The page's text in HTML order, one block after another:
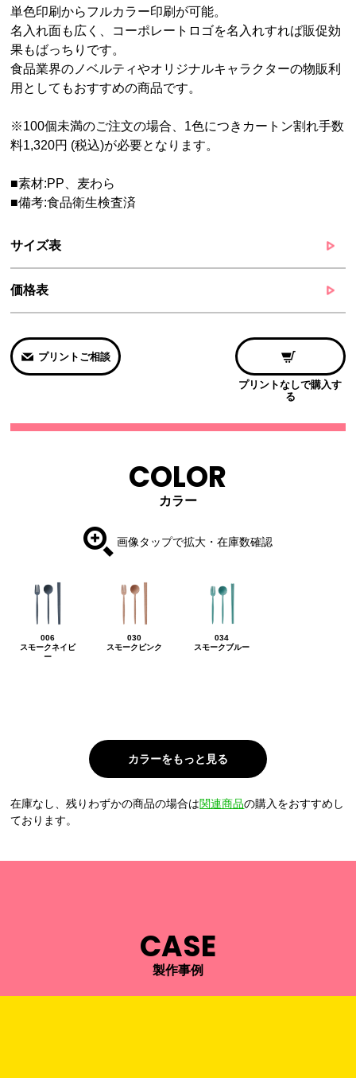
単色印刷からフルカラー印刷が可能。
名入れ面も広く、コーポレートロゴを名入れすれば販促効
果もばっちりです。
食品業界のノベルティやオリジナルキャラクターの物販利
用としてもおすすめの商品です。
※100個未満のご注文の場合、1色につきカートン割れ手数
料1,320円 (税込)が必要となります。
■素材:PP、麦わら
■備考:食品衛生検査済
サイズ表
価格表
プリントご相談
プリントなしで購入す
る
COLOR
カラー
画像タップで拡大・在庫数確認
006
スモークネイビ
ー
030
スモークピンク
034
スモークブルー
在庫なし、残りわずかの商品の場合は関連商品の購入をおすすめし
ております。
CASE
製作事例